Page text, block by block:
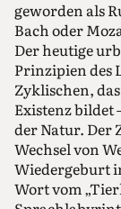
geworden als
Bach oder
Der heutige
Prinzipien des
Zyklischen,
Existenz bildet
der Natur. Der
Wechsel von
Wiedergeburt
Wort vom